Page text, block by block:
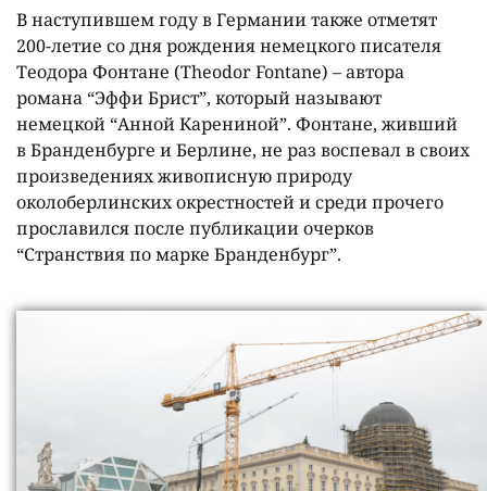
В наступившем году в Германии также отметят
200-летие со дня рождения немецкого писателя
Теодора Фонтане (Theodor Fontane) – автора
романа “Эффи Брист”, который называют
немецкой “Анной Карениной”. Фонтане, живший
в Бранденбурге и Берлине, не раз воспевал в своих
произведениях живописную природу
околоберлинских окрестностей и среди прочего
прославился после публикации очерков
“Странствия по марке Бранденбург”.